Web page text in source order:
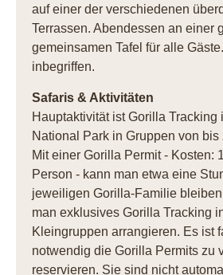
auf einer der verschiedenen
Terrassen. Abendessen an einer
gemeinsamen Tafel für alle
inbegriffen.
Safaris & Aktivitäten
Hauptaktivität ist Gorilla Tracking
National Park in Gruppen von bis
Mit einer Gorilla Permit - Kosten:
Person - kann man etwa eine
jeweiligen Gorilla-Familie
man exklusives Gorilla Tracking
Kleingruppen arrangieren. Es ist
notwendig die Gorilla Permits zu
reservieren. Sie sind nicht